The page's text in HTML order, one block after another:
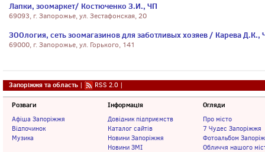
Лапки, зоомаркет/ Костюченко З.И., ЧП
69093, г. Запорожье, ул. Зестафонская, 20
ЗООлогия, сеть зоомагазинов для заботливых хозяев / Карева Д.К.,
69000, г. Запорожье, ул. Горького, 141
Запоріжжя та область | RSS 2.0 |
Розваги
Афіша Запоріжжя
Відпочинок
Музика
Інформація
Довідник підприємств
Каталог сайтів
Новини Запоріжжя
Новини ЗМІ
Огляди
Про місто
7 Чудес Запоріжжя
Фотоальбом
Обличчя нашого